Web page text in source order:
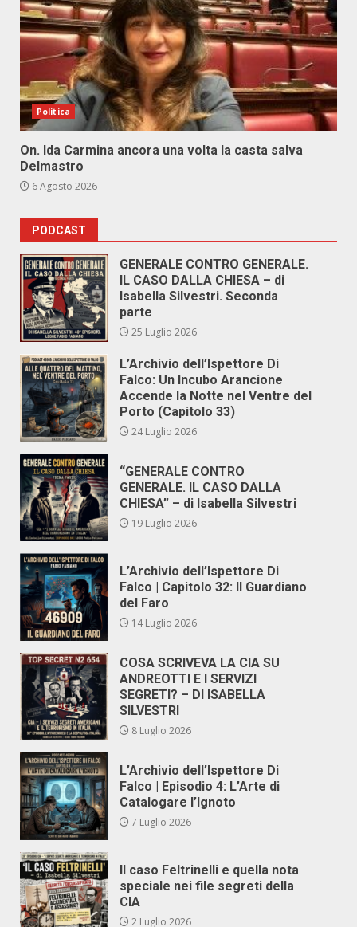
Politica
On. Ida Carmina ancora una volta la casta salva
Delmastro
6 Agosto 2026
PODCAST
GENERALE CONTRO GENERALE.
IL CASO DALLA CHIESA – di
Isabella Silvestri. Seconda
parte
25 Luglio 2026
L’Archivio dell’Ispettore Di
Falco: Un Incubo Arancione
Accende la Notte nel Ventre del
Porto (Capitolo 33)
24 Luglio 2026
“GENERALE CONTRO
GENERALE. IL CASO DALLA
CHIESA” – di Isabella Silvestri
19 Luglio 2026
L’Archivio dell’Ispettore Di
Falco | Capitolo 32: Il Guardiano
del Faro
14 Luglio 2026
COSA SCRIVEVA LA CIA SU
ANDREOTTI E I SERVIZI
SEGRETI? – DI ISABELLA
SILVESTRI
8 Luglio 2026
L’Archivio dell’Ispettore Di
Falco | Episodio 4: L’Arte di
Catalogare l’Ignoto
7 Luglio 2026
Il caso Feltrinelli e quella nota
speciale nei file segreti della
CIA
2 Luglio 2026